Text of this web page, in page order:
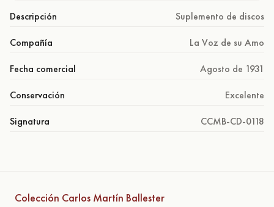
Descripción Suplemento de discos
Compañía La Voz de su Amo
Fecha comercial Agosto de 1931
Conservación Excelente
Signatura CCMB-CD-0118
Colección Carlos Martín Ballester